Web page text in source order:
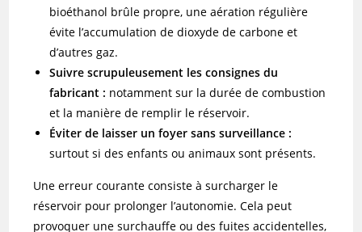
bioéthanol brûle propre, une aération régulière
évite l’accumulation de dioxyde de carbone et
d’autres gaz.
Suivre scrupuleusement les consignes du
fabricant : notamment sur la durée de combustion
et la manière de remplir le réservoir.
Éviter de laisser un foyer sans surveillance :
surtout si des enfants ou animaux sont présents.
Une erreur courante consiste à surcharger le
réservoir pour prolonger l’autonomie. Cela peut
provoquer une surchauffe ou des fuites accidentelles,